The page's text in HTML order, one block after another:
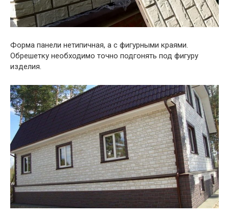
Форма панели нетипичная, а с фигурными краями.
Обрешетку необходимо точно подгонять под фигуру
изделия.